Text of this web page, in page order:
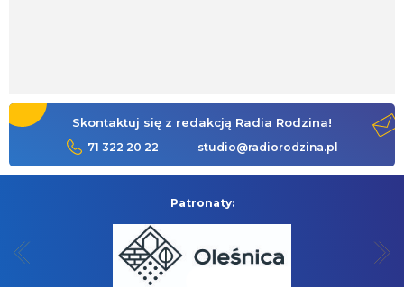
Skontaktuj się z redakcją Radia Rodzina!
71 322 20 22 studio@radiorodzina.pl
Patronaty: